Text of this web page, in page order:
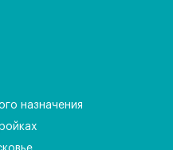
назначения